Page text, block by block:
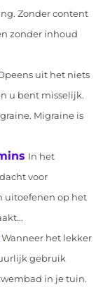
Zonder content
zonder inhoud
uit het niets
u bent misselijk.
Migraine is
In het
voor
uitoefenen op het
Wanneer het lekker
gebruik
in je tuin.